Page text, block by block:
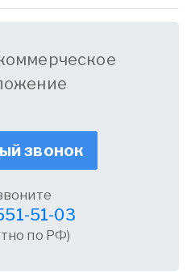
звонок
51-03
по РФ)